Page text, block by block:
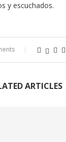
y escuchados.
ARTICLES